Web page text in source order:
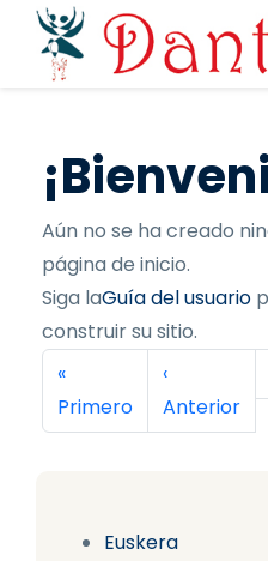
Pasar al contenido principal
Euskera
Aún no se ha creado
página de inicio.
Siga laGuía del usuario
construir su sitio.
Paginación
Primera página
«
Primero
Página
‹
Anterior